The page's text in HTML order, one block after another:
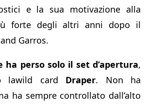
e la sua motivazione alla
forte degli altri anni dopo il
Garros.
ha perso solo il set d’apertura,
lawild card Draper. Non ha
ha sempre controllato dall’alto